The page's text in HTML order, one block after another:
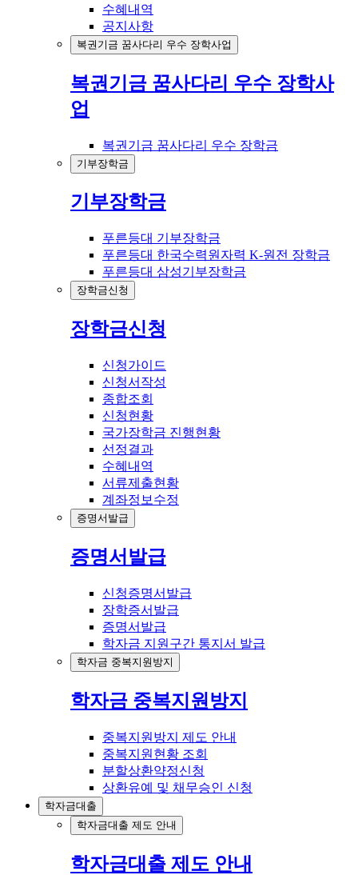
수혜내역
공지사항
복권기금 꿈사다리 우수 장학사업
복권기금 꿈사다리 우수 장학사
업
복권기금 꿈사다리 우수 장학금
기부장학금
기부장학금
푸른등대 기부장학금
푸른등대 한국수력원자력 K-원전 장학금
푸른등대 삼성기부장학금
장학금신청
장학금신청
신청가이드
신청서작성
종합조회
신청현황
국가장학금 진행현황
선정결과
수혜내역
서류제출현황
계좌정보수정
증명서발급
증명서발급
신청증명서발급
장학증서발급
증명서발급
학자금 지원구간 통지서 발급
학자금 중복지원방지
학자금 중복지원방지
중복지원방지 제도 안내
중복지원현황 조회
분할상환약정신청
상환유예 및 채무승인 신청
학자금대출
학자금대출 제도 안내
학자금대출 제도 안내